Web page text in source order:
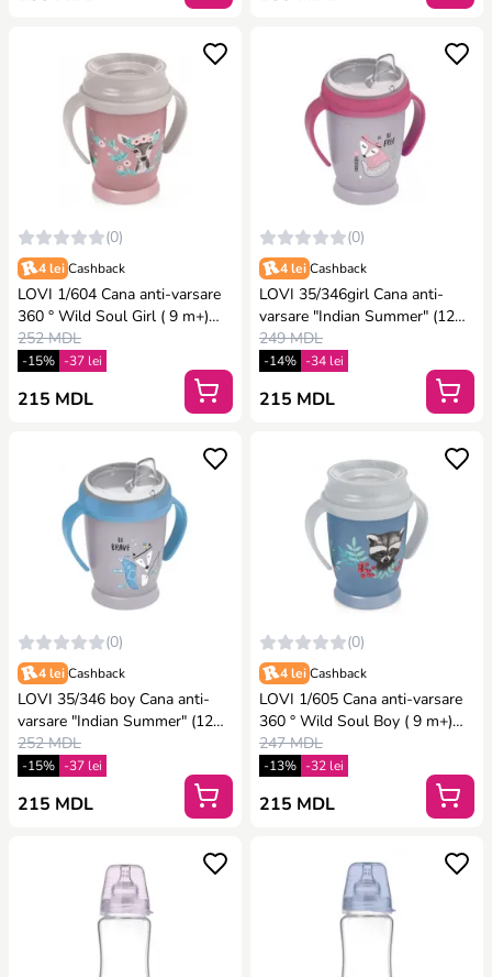
(0)
4 lei Cashback
LOVI 1/604 Cana anti-varsare
360 ° Wild Soul Girl ( 9 m+)
250 ml.
252 MDL
-15% -37 lei
215 MDL
(0)
4 lei Cashback
LOVI 35/346girl Cana anti-
varsare "Indian Summer" (12
m+) 250 ml.
249 MDL
-14% -34 lei
215 MDL
(0)
4 lei Cashback
LOVI 35/346 boy Cana anti-
varsare "Indian Summer" (12
m+) 250 ml.
252 MDL
-15% -37 lei
215 MDL
(0)
4 lei Cashback
LOVI 1/605 Cana anti-varsare
360 ° Wild Soul Boy ( 9 m+)
250 ml.
247 MDL
-13% -32 lei
215 MDL